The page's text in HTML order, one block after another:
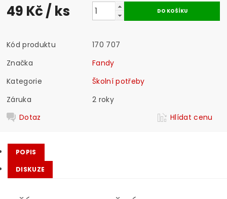
49 Kč/ ks
Kód produktu
170 707
Značka
Fandy
Kategorie
Školní potřeby
Záruka
2 roky
Dotaz
Hlídat cenu
POPIS
DISKUZE